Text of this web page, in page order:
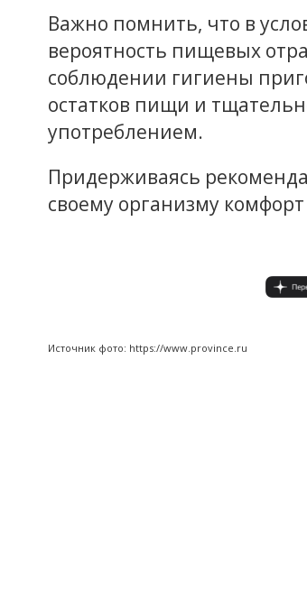
Важно помнить, что в
вероятность пищевых
соблюдении гигиены
остатков пищи и
употреблением.
Придерживаясь
своему организму
Источник фото: https://www.province.ru